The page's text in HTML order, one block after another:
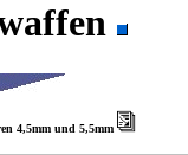
4,5mm und 5,5mm